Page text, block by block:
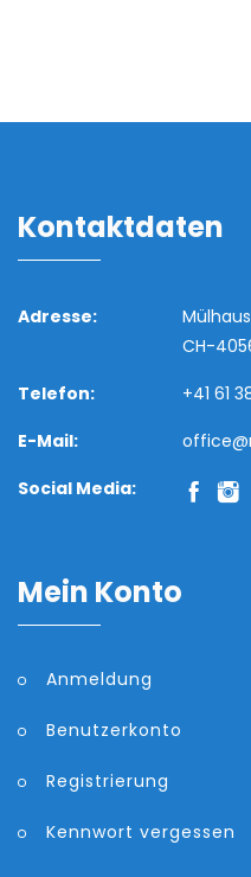
Kontaktdaten
Adresse:
CH-
Telefon:
+41 61
E-Mail:
Social Media:
Mein Konto
Anmeldung
Benutzerkonto
Registrierung
Kennwort vergessen